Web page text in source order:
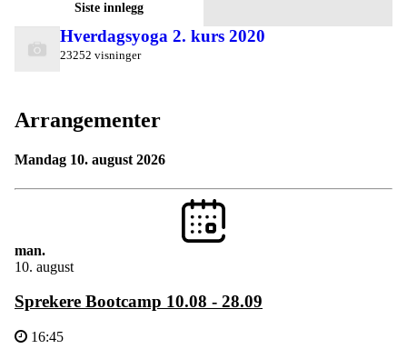
Siste innlegg
Hverdagsyoga 2. kurs 2020
23252 visninger
Arrangementer
mandag 10. august 2026
man.
10. august
Sprekere Bootcamp 10.08 - 28.09
16:45